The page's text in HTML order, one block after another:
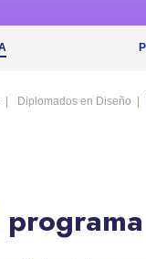
Diplomados en Diseño